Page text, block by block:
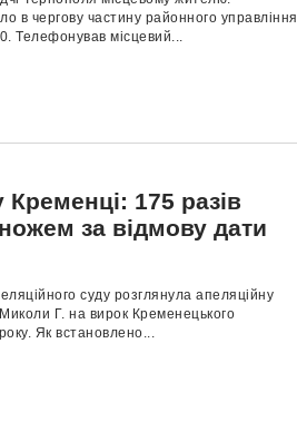
в чергову частину районного управління
Телефонував місцевий...
175 разів
за відмову дати
суду розглянула апеляційну
Г. на вирок Кременецького
Як встановлено...